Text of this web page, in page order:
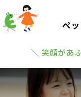
ペ
＼ 笑顔があ